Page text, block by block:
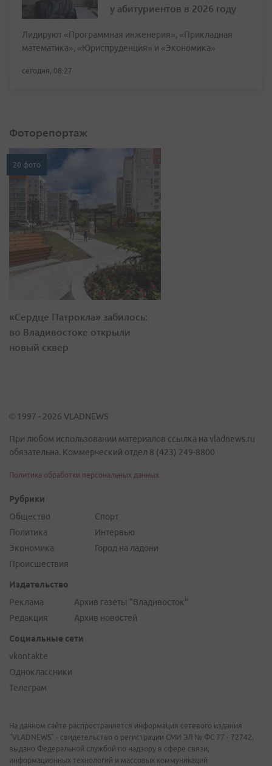
у абитуриентов в 2026 году
Лидируют «Программная инженерия», «Прикладная
математика», «Юриспруденция» и «Экономика»
сегодня, 08:27
Фоторепортаж
20 фото
«Сердце Патрокла» забилось:
во Владивостоке открыли
новый сквер
© 1997 - 2026 VLADNEWS
При любом использовании материалов ссылка на vladnews.ru
обязательна. Коммерческий отдел 8 (423) 249-8800
Политика обработки персональных данных
Рубрики
Общество
Политика
Экономика
Происшествия
Спорт
Интервью
Город на ладони
Издательство
Реклама
Редакция
Архив газеты "Владивосток"
Архив новостей
Социальные сети
vkontakte
Одноклассники
Телеграм
На данном сайте распространяется информация сетевого издания
"VLADNEWS" - свидетельство о регистрации СМИ ЭЛ № ФС 77 - 72742,
выдано Федеральной службой по надзору в сфере связи,
информационных технологий и массовых коммуникаций